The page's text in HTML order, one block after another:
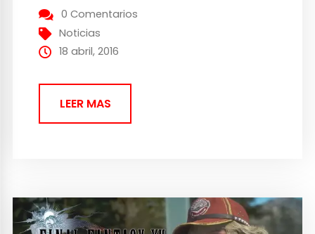
esto ya que ha visto a lo largo de los
últimos años el poco consumo...
0 Comentarios
Noticias
18 abril, 2016
LEER MAS